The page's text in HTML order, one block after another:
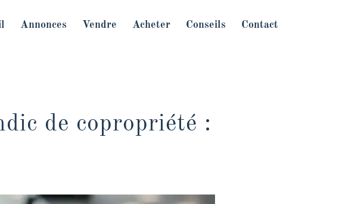
Annonces Vendre Acheter Conseils Contact
de copropriété :